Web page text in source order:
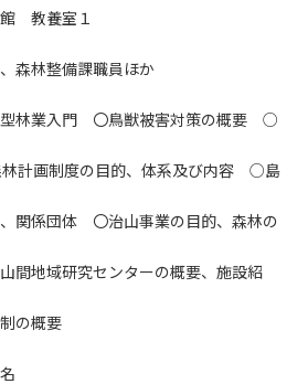
教養室１
林整備課職員ほか
業入門 〇鳥獣被害対策の概要 ○
制度の目的、体系及び内容 ○島
団体 〇治山事業の目的、森林の
研究センターの概要、施設紹
概要